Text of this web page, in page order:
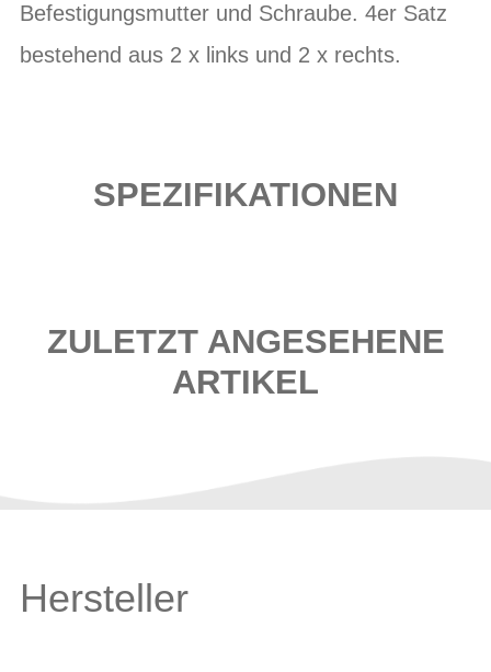
Befestigungsmutter und Schraube. 4er Satz
bestehend aus 2 x links und 2 x rechts.
SPEZIFIKATIONEN
ZULETZT ANGESEHENE
ARTIKEL
Hersteller